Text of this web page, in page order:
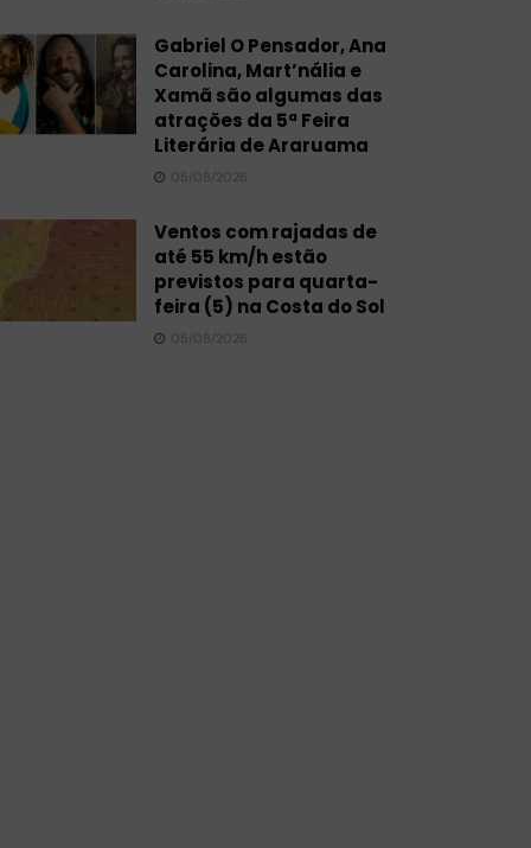
Gabriel O Pensador, Ana
Carolina, Mart’nália e
Xamã são algumas das
atrações da 5ª Feira
Literária de Araruama
05/08/2026
Ventos com rajadas de
até 55 km/h estão
previstos para quarta-
feira (5) na Costa do Sol
05/08/2026